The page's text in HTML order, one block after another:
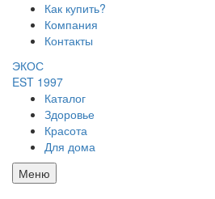
Как купить?
Компания
Контакты
ЭКОС
EST 1997
Каталог
Здоровье
Красота
Для дома
Меню